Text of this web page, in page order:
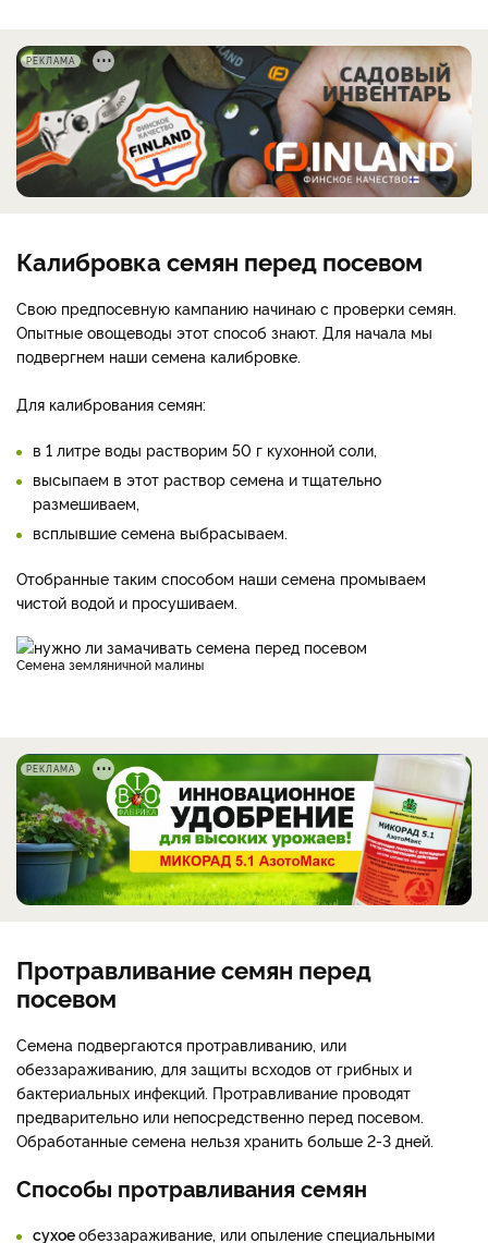
РЕКЛАМА
Калибровка семян перед посевом
Свою предпосевную кампанию начинаю с проверки семян.
Опытные овощеводы этот способ знают. Для начала мы
подвергнем наши семена калибровке.
Для калибрования семян:
в 1 литре воды растворим 50 г кухонной соли,
высыпаем в этот раствор семена и тщательно
размешиваем,
всплывшие семена выбрасываем.
Отобранные таким способом наши семена промываем
чистой водой и просушиваем.
Семена земляничной малины
РЕКЛАМА
Протравливание семян перед
посевом
Семена подвергаются протравливанию, или
обеззараживанию, для защиты всходов от грибных и
бактериальных инфекций. Протравливание проводят
предварительно или непосредственно перед посевом.
Обработанные семена нельзя хранить больше 2-3 дней.
Способы протравливания семян
сухоеобеззараживание, или опыление специальными